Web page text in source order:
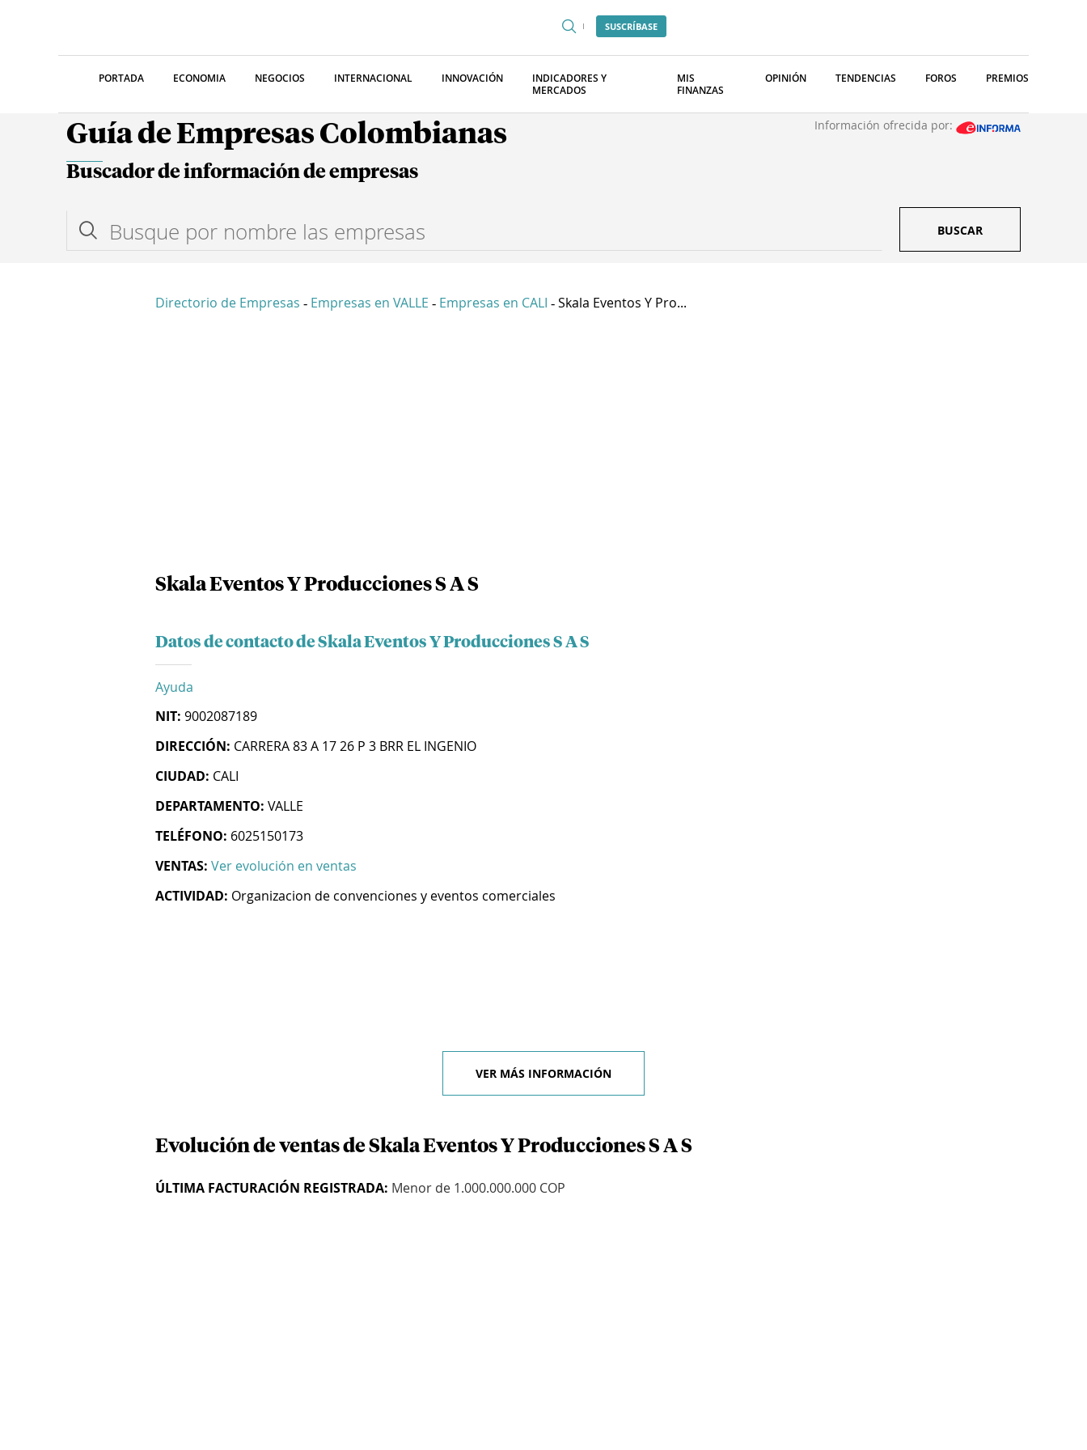
SUSCRÍBASE
PORTADA ECONOMIA NEGOCIOS INTERNACIONAL INNOVACIÓN
INDICADORES Y
MERCADOS
MIS
FINANZAS
OPINIÓN TENDENCIAS FOROS PREMIOS
Guía de Empresas Colombianas Información ofrecida por:
Buscador de información de empresas
BUSCAR
Directorio de Empresas - Empresas en VALLE - Empresas en CALI - Skala Eventos Y Pro...
Skala Eventos Y Producciones S A S
Datos de contacto de Skala Eventos Y Producciones S A S
Ayuda
NIT: 9002087189
DIRECCIÓN: CARRERA 83 A 17 26 P 3 BRR EL INGENIO
CIUDAD: CALI
DEPARTAMENTO: VALLE
TELÉFONO: 6025150173
VENTAS: Ver evolución en ventas
ACTIVIDAD: Organizacion de convenciones y eventos comerciales
VER MÁS INFORMACIÓN
Evolución de ventas de Skala Eventos Y Producciones S A S
ÚLTIMA FACTURACIÓN REGISTRADA: Menor de 1.000.000.000 COP